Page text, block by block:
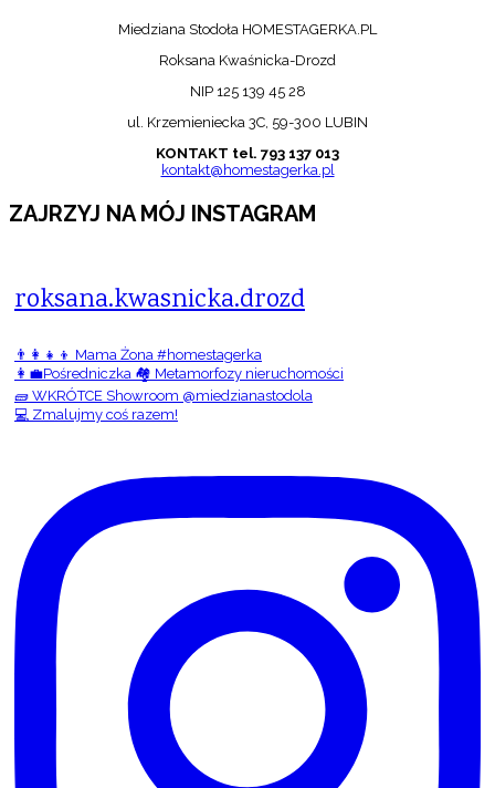
Miedziana Stodoła HOMESTAGERKA.PL
Roksana Kwaśnicka-Drozd
NIP 125 139 45 28
ul. Krzemieniecka 3C, 59-300 LUBIN
KONTAKT tel. 793 137 013
kontakt@homestagerka.pl
ZAJRZYJ NA MÓJ INSTAGRAM
roksana.kwasnicka.drozd
👨‍👩‍👧‍👦 Mama Żona #homestagerka
👩‍💼Pośredniczka 🏘️ Metamorfozy nieruchomości
🧱 WKRÓTCE Showroom @miedzianastodola
💻 Zmalujmy coś razem!